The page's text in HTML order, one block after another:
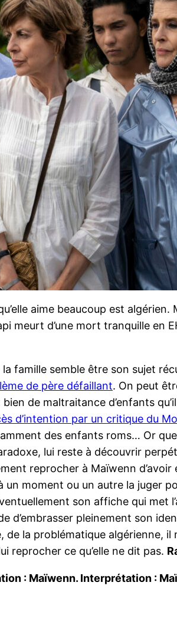
aime beaucoup est
meurt d’une mort tranquille
famille semble être son sujet
de père défaillant. On peut
de maltraitance d’enfants
d’intention par un critique du
des enfants roms… Or
lui reste à découvrir
reprocher à Maïwenn
moment ou un autre la juger
son affiche qui
d’embrasser pleinement son
la problématique algérienne, il
reprocher ce qu’elle ne dit pas.
: Maïwenn. Interprétation :